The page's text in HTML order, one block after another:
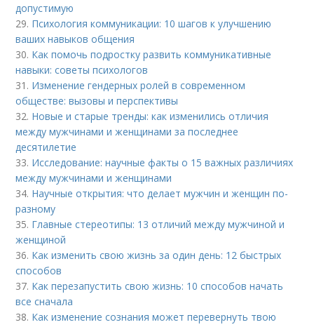
допустимую
29. Психология коммуникации: 10 шагов к улучшению
ваших навыков общения
30. Как помочь подростку развить коммуникативные
навыки: советы психологов
31. Изменение гендерных ролей в современном
обществе: вызовы и перспективы
32. Новые и старые тренды: как изменились отличия
между мужчинами и женщинами за последнее
десятилетие
33. Исследование: научные факты о 15 важных различиях
между мужчинами и женщинами
34. Научные открытия: что делает мужчин и женщин по-
разному
35. Главные стереотипы: 13 отличий между мужчиной и
женщиной
36. Как изменить свою жизнь за один день: 12 быстрых
способов
37. Как перезапустить свою жизнь: 10 способов начать
все сначала
38. Как изменение сознания может перевернуть твою